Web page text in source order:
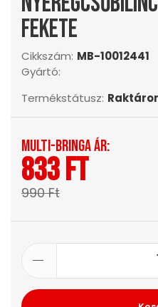
fekete
Cikkszám: MB-10012441
Gyártó:
Termékstátusz:
Multi-Bringa ár:
833 Ft
990 Ft